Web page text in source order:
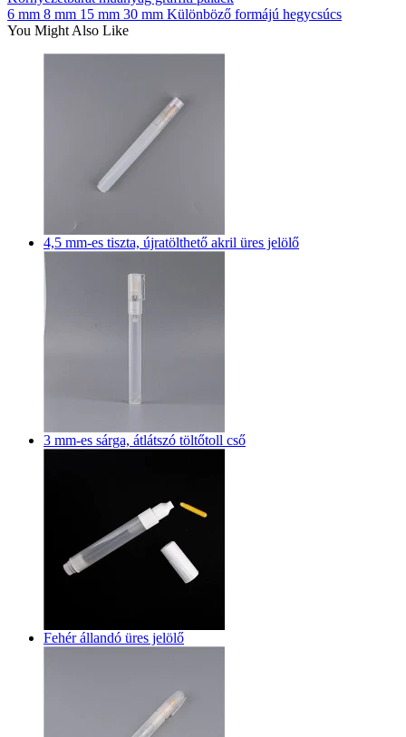
6 mm 8 mm 15 mm 30 mm Különböző formájú hegycsúcs
You Might Also Like
4,5 mm-es tiszta, újratölthető akril üres jelölő
3 mm-es sárga, átlátszó töltőtoll cső
Fehér állandó üres jelölő